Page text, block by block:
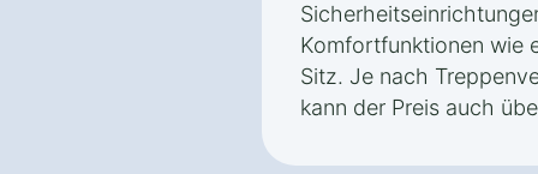
Komfortfunktionen wie
Sitz. Je nach
kann der Preis auch